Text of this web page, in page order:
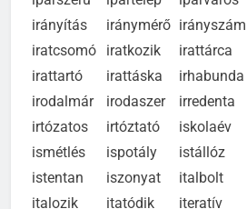
iparszerű
ipartelep iparváros
irányítás
iránymérő irányszám
iratcsomó
iratkozik irattárca
irattartó
irattáska irhabunda
irodalmár
irodaszer irredenta
irtózatos
irtóztató iskolaév
ismétlés
ispotály istállóz
istentan
iszonyat italbolt